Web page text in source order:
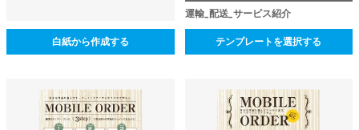
白紙から作成する
運輸_配送_サービス紹介
テンプレートを選択する